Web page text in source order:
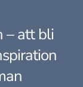
– att bli